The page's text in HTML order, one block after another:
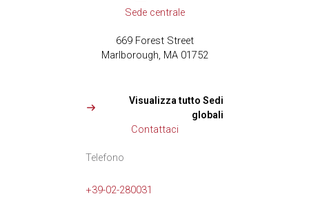
u
u
b
e
Sede centrale
669 Forest Street
Marlborough, MA 01752
Visualizza tutto Sedi
globali
Contattaci
Telefono
+39-02-280031